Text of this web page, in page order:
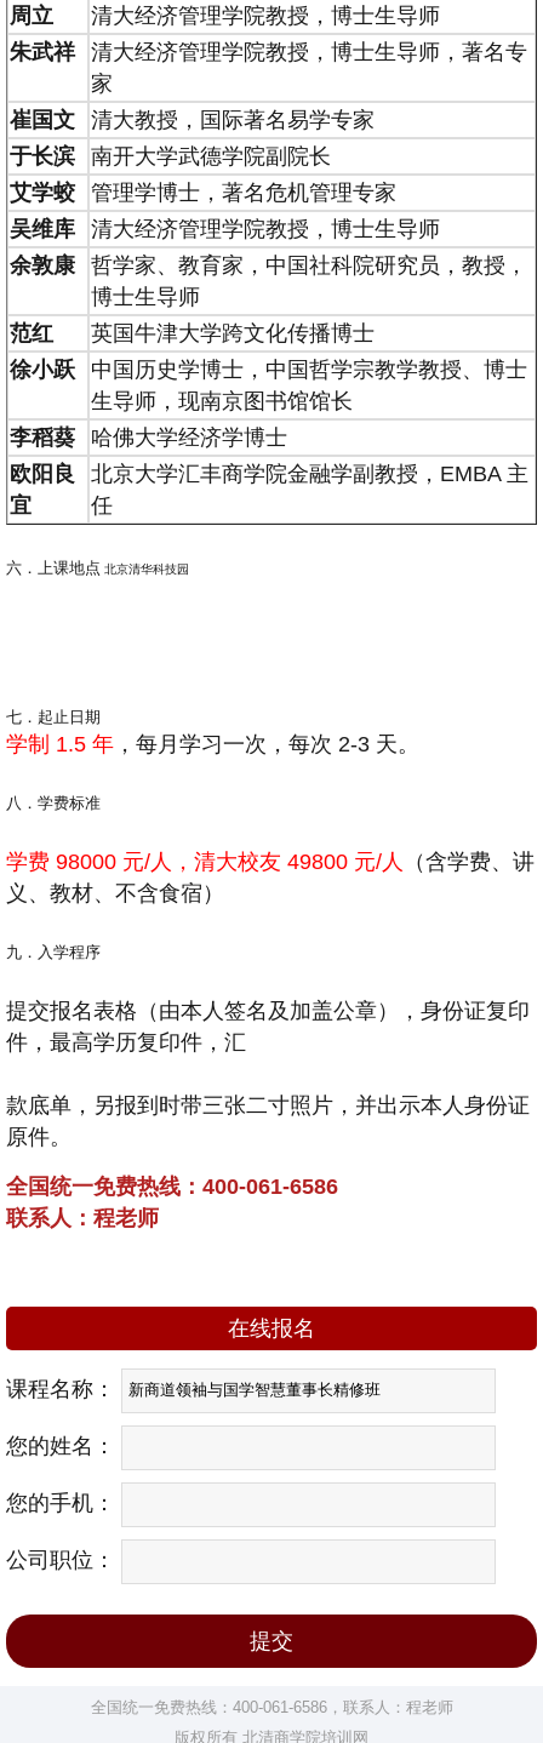
周 立
清大经济管理学院教授，博士生导师
朱武祥
清大经济管理学院教授，博士生导师，著名专
家
崔国文
清大教授，国际著名易学专家
于长滨
南开大学武德学院副院长
艾学蛟
管理学博士，著名危机管理专家
吴维库
清大经济管理学院教授，博士生导师
余敦康
哲学家、教育家，中国社科院研究员，教授，
博士生导师
范红
英国牛津大学跨文化传播博士
徐小跃
中国历史学博士，中国哲学宗教学教授、博士
生导师，现南京图书馆馆长
李稻葵
哈佛大学经济学博士
欧阳良
宜
北京大学汇丰商学院金融学副教授，EMBA 主
任
六．上课地点 北京清华科技园
七．起止日期
学制 1.5 年 ，每月学习一次，每次 2-3 天。
八．学费标准
学费 98000 元/人，清大校友 49800 元/人
（含学费、讲
义、教材、不含食宿）
九．入学程序
提交报名表格（由本人签名及加盖公章），身份证复印
件，最高学历复印件，汇
款底单，另报到时带三张二寸照片，并出示本人身份证
原件。
全国统一免费热线：400-061-6586
联系人：程老师
在线报名
课程名称：
您的姓名：
您的手机：
公司职位：
全国统一免费热线：400-061-6586，联系人：程老师
版权所有 北清商学院培训网